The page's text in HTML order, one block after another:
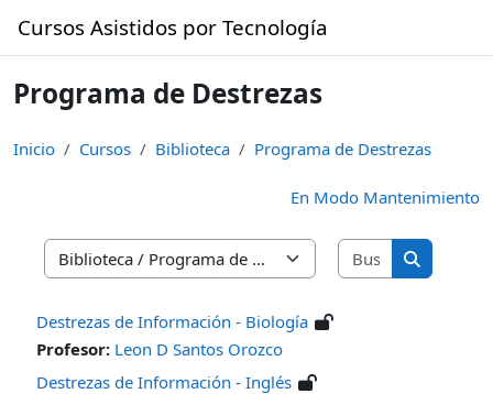
Cursos Asistidos por Tecnología
Programa de Destrezas
Inicio Cursos Biblioteca Programa de Destrezas
En Modo Mantenimiento
Categorías
Buscar
Buscar
Destrezas de Información - Biología
Profesor: Leon D Santos Orozco
Destrezas de Información - Inglés